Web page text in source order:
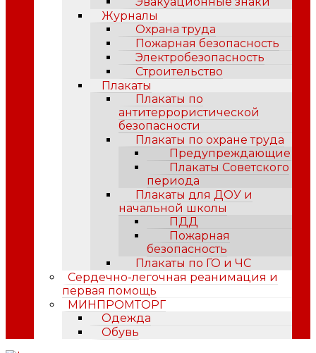
Журналы
Охрана труда
Пожарная безопасность
Электробезопасность
Строительство
Плакаты
Плакаты по
антитеррористической
безопасности
Плакаты по охране труда
Предупреждающие
Плакаты Советского
периода
Плакаты для ДОУ и
начальной школы
ПДД
Пожарная
безопасность
Плакаты по ГО и ЧС
Сердечно-легочная реанимация и
первая помощь
МИНПРОМТОРГ
Одежда
Обувь